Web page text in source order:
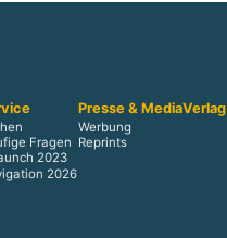
Fragen
2023
2026
Presse & Media
Werbung
Reprints
Verlag